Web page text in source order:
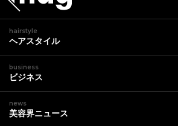
hairstyle
ヘアスタイル
business
ビジネス
news
美容界ニュース